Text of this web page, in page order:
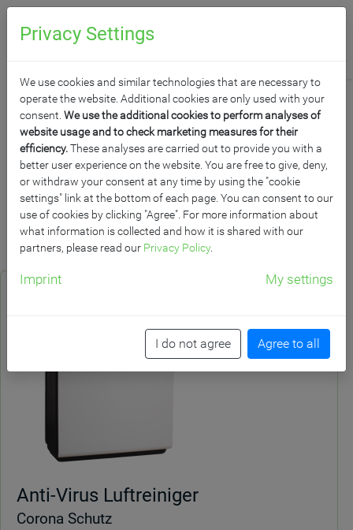
CORONA
INFEKTIONSSCHUTZ
Produkt­filter
Anti-Virus Luftreiniger
Corona Schutz
Privacy Settings
We use cookies and similar technologies that are necessary to
operate the website. Additional cookies are only used with your
consent. We use the additional cookies to perform analyses of
website usage and to check marketing measures for their
efficiency.These analyses are carried out to provide you with a
better user experience on the website. You are free to give, deny,
or withdraw your consent at any time by using the "cookie
settings" link at the bottom of each page. You can consent to our
use of cookies by clicking "Agree". For more information about
what information is collected and how it is shared with our
partners, please read our Privacy Policy.
Imprint My settings
I do not agree Agree to all